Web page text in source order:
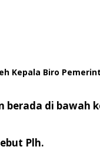
Kepala Biro
berada di bawah
Plh.